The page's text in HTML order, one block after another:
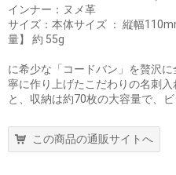
インナー：ヌメ革
サイズ：本体サイズ ： 縦幅
量】 約 55g
に希少な「コードバン」を贅沢
寧に作り上げたこだわりの名刺
と、収納は約70枚の大容量で、
この商品の通販サイトへ